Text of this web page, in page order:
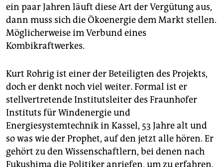
ein paar Jahren läuft diese Art der Vergütung aus,
dann muss sich die Ökoenergie dem Markt stellen.
Möglicherweise im Verbund eines
Kombikraftwerkes.
Kurt Rohrig ist einer der Beteiligten des Projekts,
doch er denkt noch viel weiter. Formal ist er
stellvertretende Institutsleiter des Fraunhofer
Instituts für Windenergie und
Energiesystemtechnik in Kassel, 53 Jahre alt und
so was wie der Prophet, auf den jetzt alle hören. Er
gehört zu den Wissenschaftlern, bei denen nach
Fukushima die Politiker anriefen, um zu erfahren,